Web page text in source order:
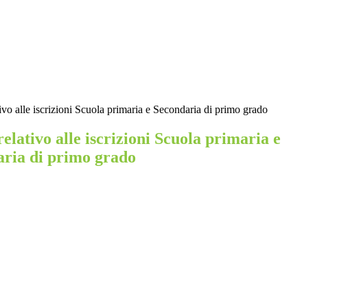
alle iscrizioni Scuola primaria e Secondaria di primo grado
alle iscrizioni Scuola primaria e
di primo grado